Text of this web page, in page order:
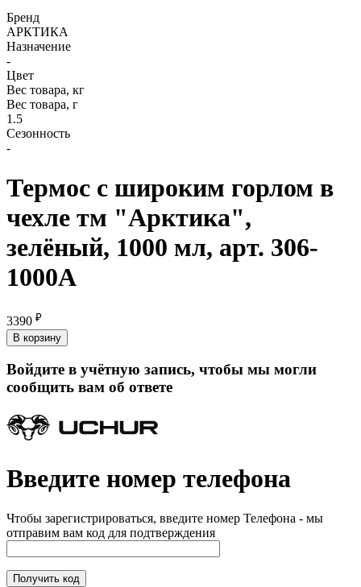
Бренд
АРКТИКА
Назначение
-
Цвет
Вес товара, кг
Вес товара, г
1.5
Сезонность
-
Термос с широким горлом в
чехле тм "Арктика",
зелёный, 1000 мл, арт. 306-
1000А
3390 ₽
В корзину
Войдите в учётную запись, чтобы мы могли
сообщить вам об ответе
Введите номер телефона
Чтобы зарегистрироваться, введите номер Телефона - мы
отправим вам код для подтверждения
Получить код